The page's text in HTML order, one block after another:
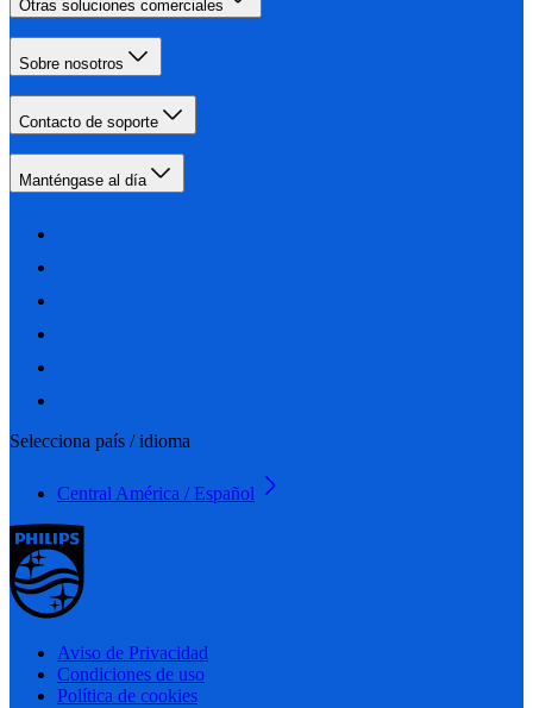
Otras soluciones comerciales
Sobre nosotros
Contacto de soporte
Manténgase al día
Selecciona país / idioma
Central América / Español
Aviso de Privacidad
Condiciones de uso
Política de cookies